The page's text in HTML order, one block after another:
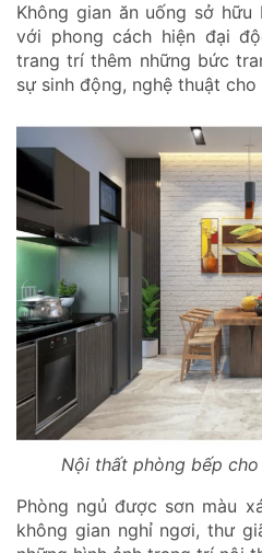
Không gian ăn uống sở
với phong cách hiện đại
trang trí thêm những bức
sự sinh động, nghệ thuật cho
Nội thất phòng bếp cho
Phòng ngủ được sơn màu
không gian nghỉ ngơi, thư